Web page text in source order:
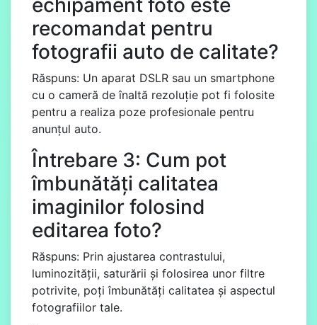
recomandat pentru
fotografii auto de calitate?
Răspuns: Un aparat DSLR sau un smartphone
cu o cameră de înaltă rezoluție pot fi folosite
pentru a realiza poze profesionale pentru
anunțul auto.
Întrebare 3: Cum pot
îmbunătăți calitatea
imaginilor folosind
editarea foto?
Răspuns: Prin ajustarea contrastului,
luminozității, saturării și folosirea unor filtre
potrivite, poți îmbunătăți calitatea și aspectul
fotografiilor tale.